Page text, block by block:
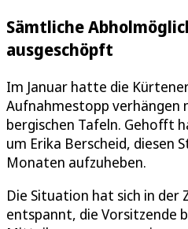
Sämtliche
ausgeschöpft
Im Januar hatte die
Aufnahmestopp verhängen
bergischen Tafeln. Gehofft
um Erika Berscheid, diesen
Monaten aufzuheben.
Die Situation hat sich in der
entspannt, die Vorsitzende